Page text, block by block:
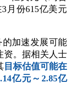
月份615亿美元
的加速发展可能
资。据相关人士
目标估值可能在
亿元～2.85亿